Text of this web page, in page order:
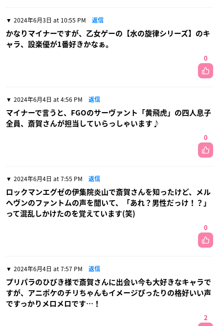
2024年6月3日 at 10:55 PM 返信
かなりマイナーですが、乙女ゲーの【水の旋律シリーズ】のキ
ャラ、設楽優が1番好きかなぁ。
0
2024年6月4日 at 4:56 PM 返信
マイナーで言うと、FGOのサーヴァント「黄飛虎」の四人息子
全員、斎賀さんが担当していらっしゃいます♪
0
2024年6月4日 at 7:55 PM 返信
ロックマンエグゼの伊集院炎山で斎賀さんを知ったけど、メル
ヘヴンのファントムの声を聞いて、「あれ？男性だっけ！？」
って混乱しかけたのを覚えています(笑)
0
2024年6月4日 at 7:57 PM 返信
プリパラのひびき様で斎賀さんに出会い今も大好きなキャラで
すが、アニポケのチリちゃんもイメージぴったりの格好いい声
ですっかりメロメロです…！
2